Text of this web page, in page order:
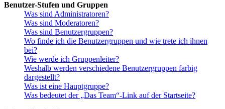
Benutzer-Stufen und Gruppen
Was sind Administratoren?
Was sind Moderatoren?
Was sind Benutzergruppen?
Wo finde ich die Benutzergruppen und wie trete ich ihnen
bei?
Wie werde ich Gruppenleiter?
Weshalb werden verschiedene Benutzergruppen farbig
dargestellt?
Was ist eine Hauptgruppe?
Was bedeutet der „Das Team“-Link auf der Startseite?